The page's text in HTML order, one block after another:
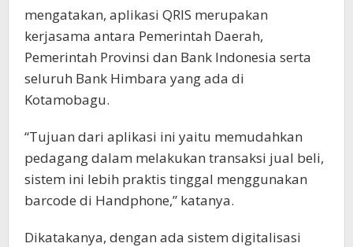
mengatakan, aplikasi QRIS merupakan
kerjasama antara Pemerintah Daerah,
Pemerintah Provinsi dan Bank Indonesia serta
seluruh Bank Himbara yang ada di
Kotamobagu.
“Tujuan dari aplikasi ini yaitu memudahkan
pedagang dalam melakukan transaksi jual beli,
sistem ini lebih praktis tinggal menggunakan
barcode di Handphone,” katanya.
Dikatakanya, dengan ada sistem digitalisasi